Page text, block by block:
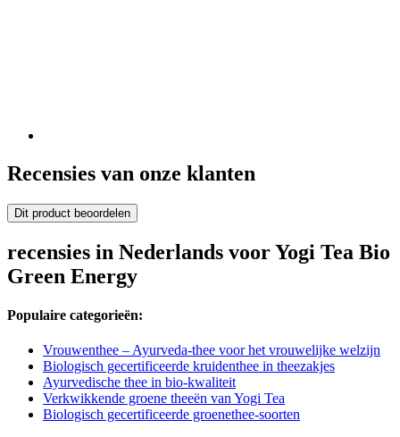
Recensies van onze klanten
Dit product beoordelen
recensies in Nederlands voor Yogi Tea Bio
Green Energy
Populaire categorieën:
Vrouwenthee – Ayurveda-thee voor het vrouwelijke welzijn
Biologisch gecertificeerde kruidenthee in theezakjes
Ayurvedische thee in bio-kwaliteit
Verkwikkende groene theeën van Yogi Tea
Biologisch gecertificeerde groenethee-soorten